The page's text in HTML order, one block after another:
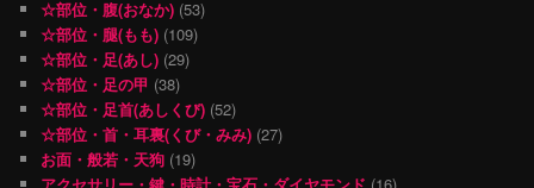
☆部位・腹(おなか) (53)
☆部位・腿(もも) (109)
☆部位・足(あし) (29)
☆部位・足の甲 (38)
☆部位・足首(あしくび) (52)
☆部位・首・耳裏(くび・みみ) (27)
お面・般若・天狗 (19)